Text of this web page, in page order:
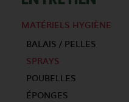
MATÉRIELS HYGIÈNE
BALAIS / PELLES
SPRAYS
POUBELLES
ÉPONGES